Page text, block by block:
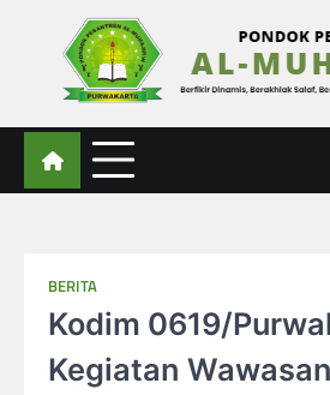
Al-Muhajirin
Berpikir Dinamis – Berakhlak Salaf –
BERITA
Kodim 0619/
Kegiatan Wawasan